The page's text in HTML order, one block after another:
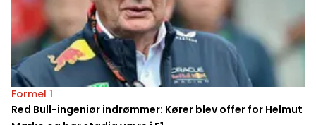
Formel 1
Red Bull-ingeniør indrømmer: Kører blev offer for Helmut